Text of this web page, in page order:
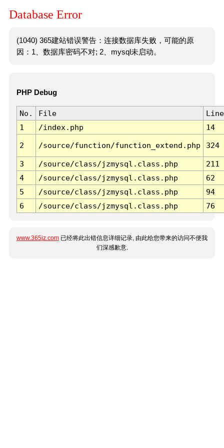
Database Error
(1040) 365建站错误警告：连接数据库失败，可能的原
因：1、数据库密码不对; 2、mysql未启动。
PHP Debug
No. File
Line
1
/index.php 14
2 /source/function/function_extend.php 324
3 /source/class/jzmysql.class.php
211
4
/source/class/jzmysql.class.php
62
5
/source/class/jzmysql.class.php
94
6
/source/class/jzmysql.class.php 76
www.365jz.com 已经将此出错信息详细记录, 由此给您带来的访问不便我
们深感歉意.